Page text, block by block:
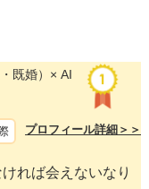
・既婚）× AI
プロフィール詳細＞＞
れば会えないなり